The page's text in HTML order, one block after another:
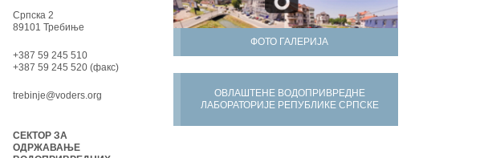
ФОТО ГАЛЕРИЈА
ОВЛАШТЕНЕ ВОДОПРИВРЕДНЕ
ЛАБОРАТОРИЈЕ РЕПУБЛИКЕ СРПСКЕ
Српска 2
89101 Требиње
+387 59 245 510
+387 59 245 520 (факс)
trebinje@voders.org
СЕКТОР ЗА
ОДРЖАВАЊЕ